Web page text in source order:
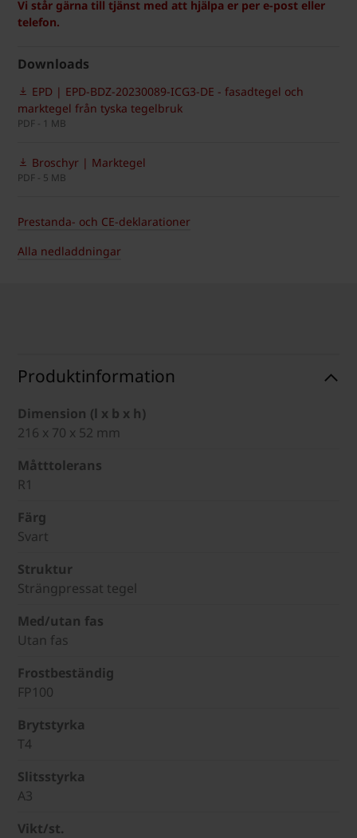
Vi står gärna till tjänst med att hjälpa er per e-post eller
telefon.
Downloads
EPD | EPD-BDZ-20230089-ICG3-DE - fasadtegel och
marktegel från tyska tegelbruk
PDF - 1 MB
Broschyr | Marktegel
PDF - 5 MB
Prestanda- och CE-deklarationer
Alla nedladdningar
Produktinformation
Dimension (l x b x h)
216 x 70 x 52 mm
Måtttolerans
R1
Färg
Svart
Struktur
Strängpressat tegel
Med/utan fas
Utan fas
Frostbeständig
FP100
Brytstyrka
T4
Slitsstyrka
A3
Vikt/st.